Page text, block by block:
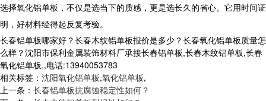
选择氧化铝单板 ，不仅是选当下的质感，更是选长久的省心。它用时间证
明，好材料经得起反复考验。
长春铝单板哪家好？长春木纹铝单板报价是多少？长春氧化铝单板质量怎
么样？沈阳市保利金属装饰材料厂承接长春铝单板,长春木纹铝单板,长春
氧化铝单板,,电话:13940053783
相关标签： 沈阳氧化铝单板,氧化铝单板,
上一条： 长春铝单板抗腐蚀稳定性如何？